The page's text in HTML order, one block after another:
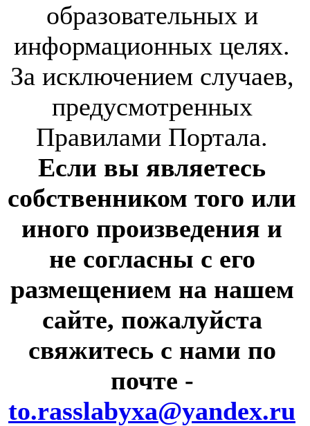
образовательных и
информационных целях.
За исключением случаев,
предусмотренных
Правилами Портала.
Если вы являетесь
собственником того или
иного произведения и
не согласны с его
размещением на нашем
сайте, пожалуйста
свяжитесь с нами по
почте -
to.rasslabyxa@yandex.ru